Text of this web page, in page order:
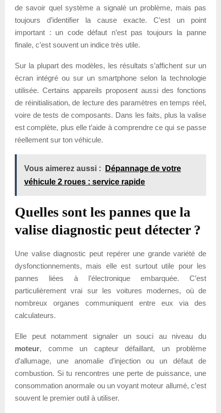
de savoir quel système a signalé un problème, mais pas
toujours d’identifier la cause exacte. C’est un point
important : un code défaut n’est pas toujours la panne
finale, c’est souvent un indice très utile.
Sur la plupart des modèles, les résultats s’affichent sur un
écran intégré ou sur un smartphone selon la technologie
utilisée. Certains appareils proposent aussi des fonctions
de réinitialisation, de lecture des paramètres en temps réel,
voire de tests de composants. Dans les faits, plus la valise
est complète, plus elle t’aide à comprendre ce qui se passe
réellement sur ton véhicule.
Vous aimerez aussi :
Dépannage de votre
véhicule 2 roues : service rapide
Quelles sont les pannes que la
valise diagnostic peut détecter ?
Une valise diagnostic peut repérer une grande variété de
dysfonctionnements, mais elle est surtout utile pour les
pannes liées à l’électronique embarquée. C’est
particulièrement vrai sur les voitures modernes, où de
nombreux organes communiquent entre eux via des
calculateurs.
Elle peut notamment signaler un souci au niveau du
moteur, comme un capteur défaillant, un problème
d’allumage, une anomalie d’injection ou un défaut de
combustion. Si tu rencontres une perte de puissance, une
consommation anormale ou un voyant moteur allumé, c’est
souvent le premier outil à utiliser.